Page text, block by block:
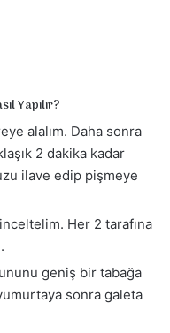
Yapılır?
alalım. Daha sonra
2 dakika kadar
ilave edip pişmeye
Her 2 tarafına
geniş bir tabağa
sonra galeta